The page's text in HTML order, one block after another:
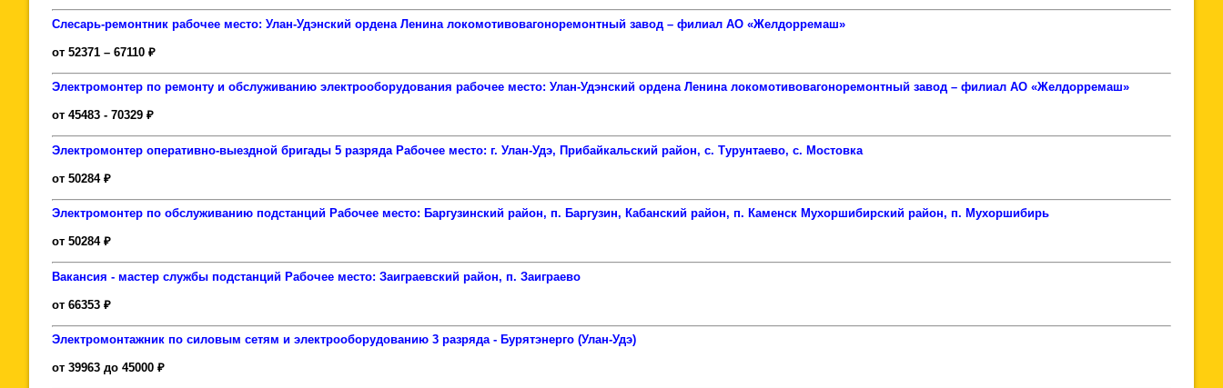
Слесарь-ремонтник рабочее место: Улан-Удэнский ордена Ленина локомотивовагоноремонтный завод – филиал АО «Желдорремаш»
от 52371 – 67110 ₽
Электромонтер по ремонту и обслуживанию электрооборудования рабочее место: Улан-Удэнский ордена Ленина локомотивовагоноремонтный завод – филиал АО «Желдорремаш»
от 45483 - 70329 ₽
Электромонтер оперативно-выездной бригады 5 разряда Рабочее место: г. Улан-Удэ, Прибайкальский район, с. Турунтаево, с. Мостовка
от 50284 ₽
Электромонтер по обслуживанию подстанций Рабочее место: Баргузинский район, п. Баргузин, Кабанский район, п. Каменск Мухоршибирский район, п. Мухоршибирь
от 50284 ₽
Вакансия - мастер службы подстанций Рабочее место: Заиграевский район, п. Заиграево
от 66353 ₽
Электромонтажник по силовым сетям и электрооборудованию 3 разряда - Бурятэнерго (Улан-Удэ)
от 39963 до 45000 ₽